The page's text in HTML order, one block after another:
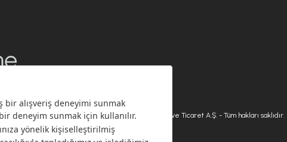
© 2026 Karaca Home Collection Tekstil Sanayi ve Ticaret A.Ş. - Tüm hakları saklıdır.